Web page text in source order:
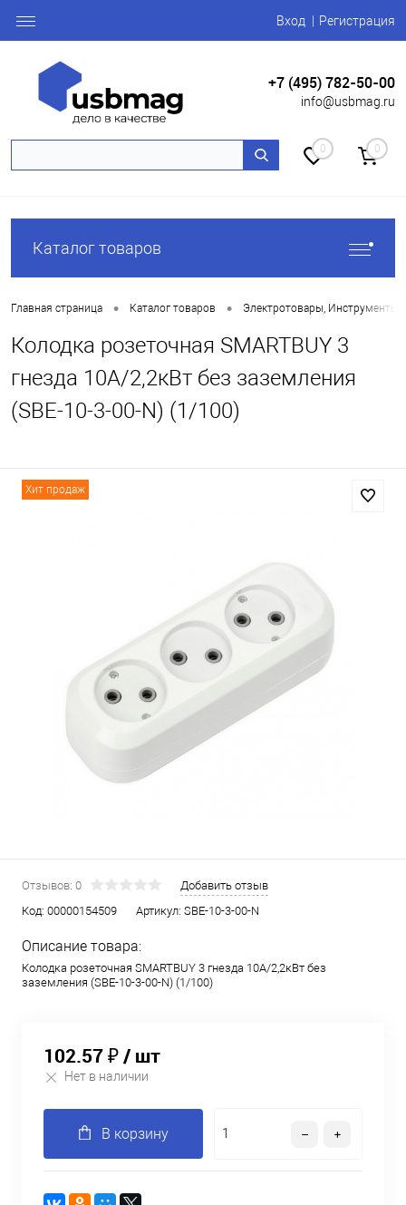
Вход Регистрация
+7 (495) 782-50-00
info@usbmag.ru
0 0
Каталог товаров
Главная страница • Каталог товаров • Электротовары, Инструменты
Колодка розеточная SMARTBUY 3
гнезда 10А/2,2кВт без заземления
(SBE-10-3-00-N) (1/100)
Хит продаж
Отзывов: 0
Добавить отзыв
Код: 00000154509 Артикул: SBE-10-3-00-N
Описание товара:
Колодка розеточная SMARTBUY 3 гнезда 10А/2,2кВт без
заземления (SBE-10-3-00-N) (1/100)
102.57 ₽/ шт
Нет в наличии
В корзину